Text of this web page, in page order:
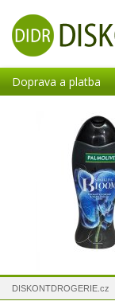
Doprava a platba
DISKONTDROGERIE.cz